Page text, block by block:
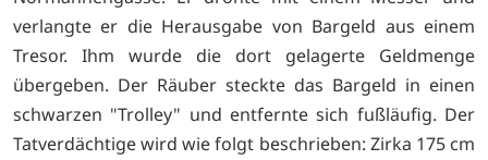
verlangte er die Herausgabe von Bargeld aus einem
Tresor. Ihm wurde die dort gelagerte Geldmenge
übergeben. Der Räuber steckte das Bargeld in einen
schwarzen "Trolley" und entfernte sich fußläufig. Der
Tatverdächtige wird wie folgt beschrieben: Zirka 175 cm